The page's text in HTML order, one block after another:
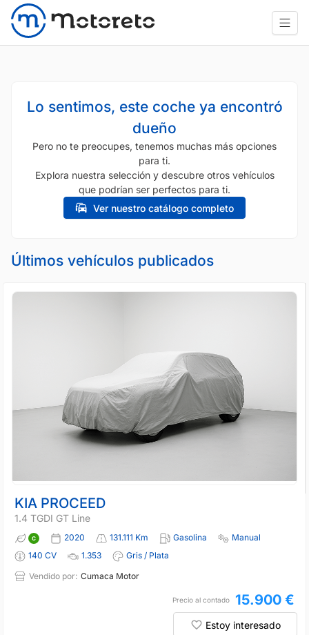
Lo sentimos, este coche ya encontró
dueño
Pero no te preocupes, tenemos muchas más opciones
para ti.
Explora nuestra selección y descubre otros vehículos
que podrían ser perfectos para ti.
Ver nuestro catálogo completo
Últimos vehículos publicados
KIA PROCEED
1.4 TGDI GT Line
2020 131.111 Km Gasolina
Manual
140 CV
1.353
Gris / Plata
Vendido por: Cumaca Motor
Precio al contado 15.900 €
Estoy interesado